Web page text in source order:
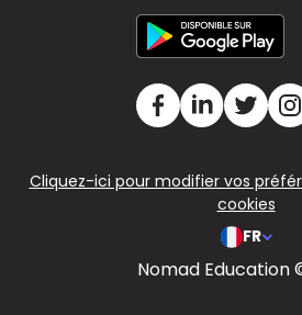
Cliquez-ici pour modifier vos
cookies
FR
Nomad Education